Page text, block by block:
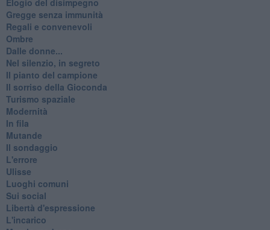
Gregge senza immunità
Regali e convenevoli
Ombre
Dalle donne...
Nel silenzio, in segreto
Il pianto del campione
Il sorriso della Gioconda
Turismo spaziale
Modernità
In fila
Mutande
Il sondaggio
L'errore
Ulisse
Luoghi comuni
Sui social
Libertà d'espressione
L'incarico